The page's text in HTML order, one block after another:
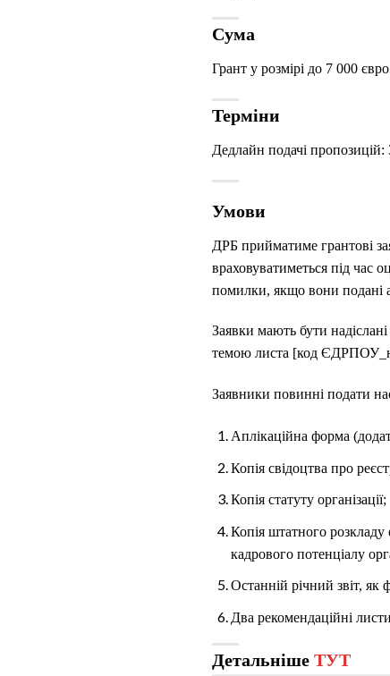
Сума
Грант у розмірі до 7 000
Терміни
Дедлайн подачі пропозицій:
Умови
ДРБ прийматиме грантові
враховуватиметься під час
помилки, якщо вони подані
Заявки мають бути
темою листа [код
Заявники повинні подати
Аплікаційна форма
Копія свідоцтва про
Копія статуту організації;
Копія штатного розкладу
кадрового потенціалу
Останній річний звіт, як
Два рекомендаційні
Детальніше ТУТ